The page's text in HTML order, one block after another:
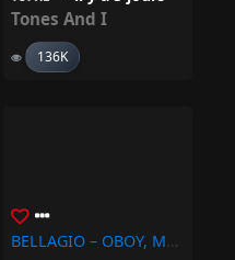
Tones And I
136K
BELLAGIO – OBOY, Meryl